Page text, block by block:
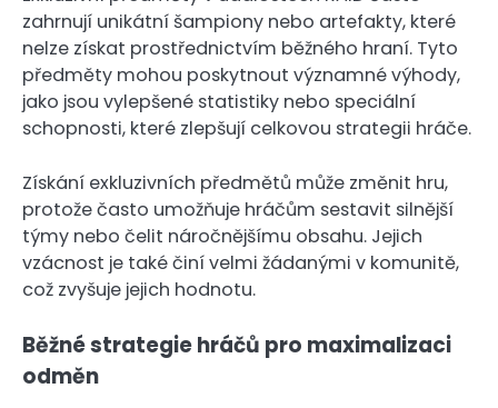
zahrnují unikátní šampiony nebo artefakty, které
nelze získat prostřednictvím běžného hraní. Tyto
předměty mohou poskytnout významné výhody,
jako jsou vylepšené statistiky nebo speciální
schopnosti, které zlepšují celkovou strategii hráče.
Získání exkluzivních předmětů může změnit hru,
protože často umožňuje hráčům sestavit silnější
týmy nebo čelit náročnějšímu obsahu. Jejich
vzácnost je také činí velmi žádanými v komunitě,
což zvyšuje jejich hodnotu.
Běžné strategie hráčů pro maximalizaci
odměn